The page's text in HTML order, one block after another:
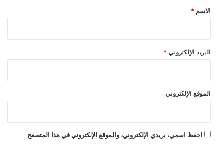
*
الاسم *
البريد الإلكتروني *
الموقع الإلكتروني
احفظ اسمي، بريدي الإلكتروني، والموقع الإلكتروني في هذا المتصفح